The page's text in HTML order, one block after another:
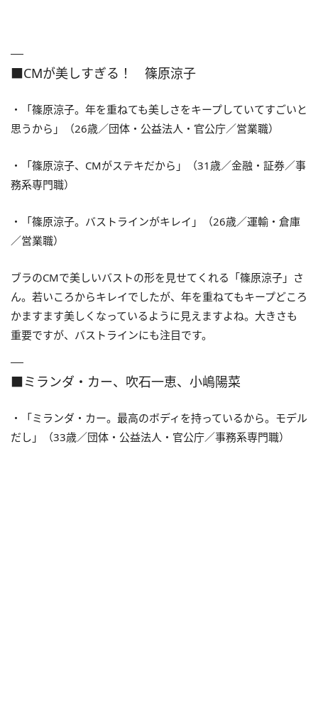
■CMが美しすぎる！ 篠原涼子
・「篠原涼子。年を重ねても美しさをキープしていてすごいと
思うから」（26歳／団体・公益法人・官公庁／営業職）
・「篠原涼子、CMがステキだから」（31歳／金融・証券／事
務系専門職）
・「篠原涼子。バストラインがキレイ」（26歳／運輸・倉庫
／営業職）
ブラのCMで美しいバストの形を見せてくれる「篠原涼子」さ
ん。若いころからキレイでしたが、年を重ねてもキープどころ
かますます美しくなっているように見えますよね。大きさも
重要ですが、バストラインにも注目です。
■ミランダ・カー、吹石一恵、小嶋陽菜
・「ミランダ・カー。最高のボディを持っているから。モデル
だし」（33歳／団体・公益法人・官公庁／事務系専門職）